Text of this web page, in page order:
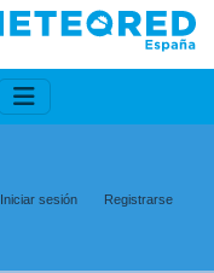
Iniciar sesión Registrarse